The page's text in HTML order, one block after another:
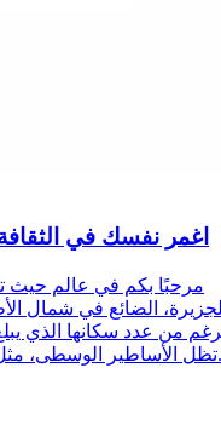
اغمر نفسك في الثقافة
مرحبًا بكم في عالم حيث
الضائع في شمال
الأساطير الوسطى،